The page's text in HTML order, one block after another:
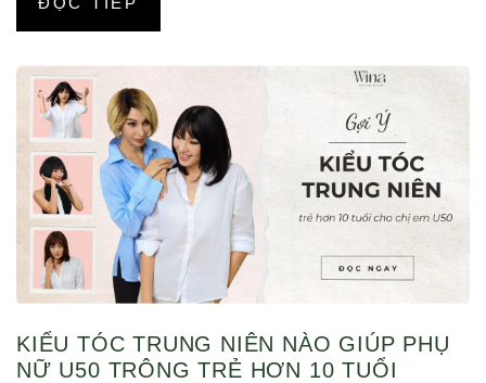
KIỂU TÓC TRUNG NIÊN NÀO GIÚP PHỤ
NỮ U50 TRÔNG TRẺ HƠN 10 TUỔI